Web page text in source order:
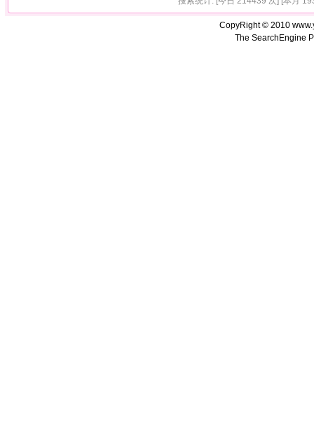
CopyRight © 2010
The SearchEngine